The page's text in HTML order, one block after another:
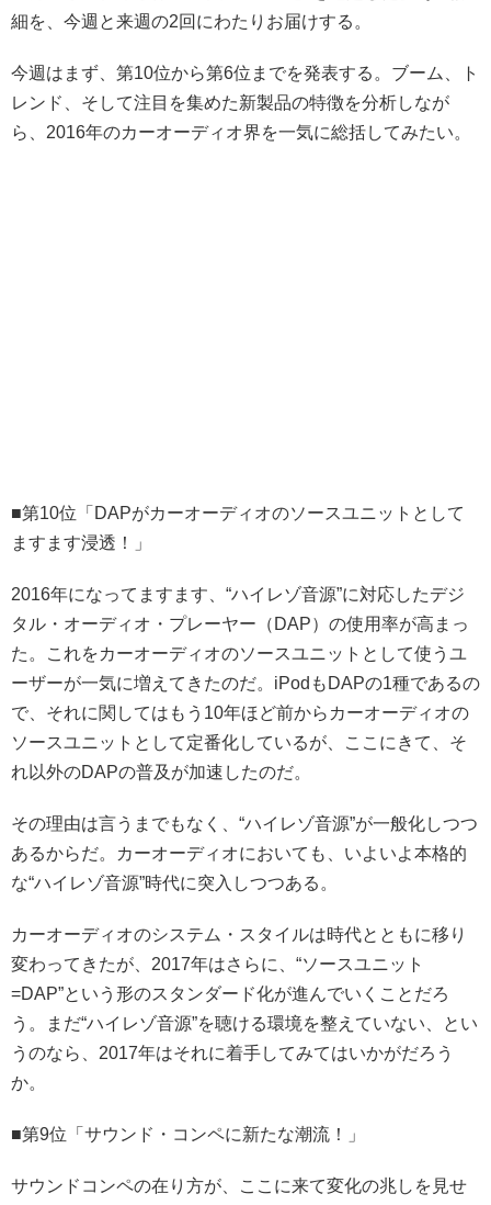
細を、今週と来週の2回にわたりお届けする。
今週はまず、第10位から第6位までを発表する。ブーム、ト
レンド、そして注目を集めた新製品の特徴を分析しなが
ら、2016年のカーオーディオ界を一気に総括してみたい。
■第10位「DAPがカーオーディオのソースユニットとして
ますます浸透！」
2016年になってますます、“ハイレゾ音源”に対応したデジ
タル・オーディオ・プレーヤー（DAP）の使用率が高まっ
た。これをカーオーディオのソースユニットとして使うユ
ーザーが一気に増えてきたのだ。iPodもDAPの1種であるの
で、それに関してはもう10年ほど前からカーオーディオの
ソースユニットとして定番化しているが、ここにきて、そ
れ以外のDAPの普及が加速したのだ。
その理由は言うまでもなく、“ハイレゾ音源”が一般化しつつ
あるからだ。カーオーディオにおいても、いよいよ本格的
な“ハイレゾ音源”時代に突入しつつある。
カーオーディオのシステム・スタイルは時代とともに移り
変わってきたが、2017年はさらに、“ソースユニット
=DAP”という形のスタンダード化が進んでいくことだろ
う。まだ“ハイレゾ音源”を聴ける環境を整えていない、とい
うのなら、2017年はそれに着手してみてはいかがだろう
か。
■第9位「サウンド・コンペに新たな潮流！」
サウンドコンペの在り方が、ここに来て変化の兆しを見せ